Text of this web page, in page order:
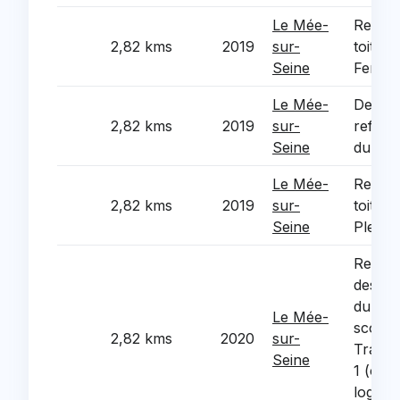
2,82 kms 2019
Le Mée-
sur-
Seine
Fenez
2,82 kms 2019
Le Mée-
sur-
Seine
du
2,82 kms 2019
Le Mée-
sur-
Seine
Plein
2,82 kms 2020
Le Mée-
sur-
Seine
des
du
1